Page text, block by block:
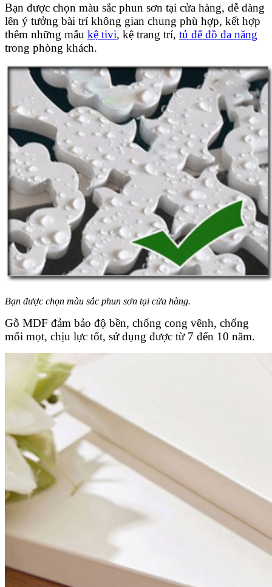
Bạn được chọn màu sắc phun sơn tại cửa hàng, dễ dàng
lên ý tưởng bài trí không gian chung phù hợp, kết hợp
thêm những mẫu kệ tivi, kệ trang trí, tủ để đồ đa năng
trong phòng khách.
Bạn được chọn màu sắc phun sơn tại cửa hàng.
Gỗ MDF đảm bảo độ bền, chống cong vênh, chống
mối mọt, chịu lực tốt, sử dụng được từ 7 đến 10 năm.